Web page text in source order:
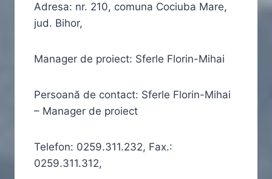
Adresa: nr. 210, comuna Cociuba Mare,
jud. Bihor,
Manager de proiect: Sferle Florin-Mihai
Persoană de contact: Sferle Florin-Mihai
– Manager de proiect
Telefon: 0259.311.232, Fax.:
0259.311.312,